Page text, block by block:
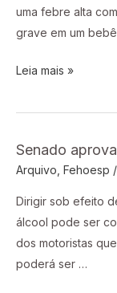
uma febre alta
grave em um
Leia mais »
Senado
Arquivo Fehoesp
Dirigir sob efeito
álcool pode ser
dos motoristas
poderá ser …
Senado
aprova